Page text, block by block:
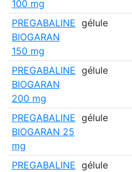
100 mg
PREGABALINE
BIOGARAN
150 mg
gélule
PREGABALINE
BIOGARAN
200 mg
gélule
PREGABALINE
BIOGARAN 25
mg
gélule
PREGABALINE gélule